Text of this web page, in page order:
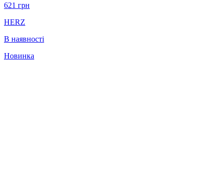
621 грн
HERZ
В наявності
Новинка